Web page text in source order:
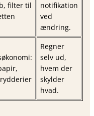
filter til
notifikation
ved
ændring.
Regner
selv ud,
hvem der
skylder
hvad.